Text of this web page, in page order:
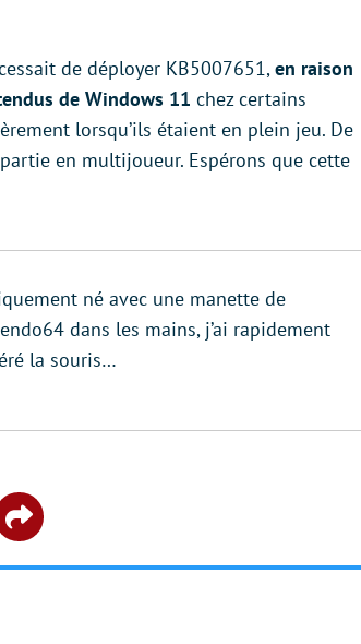
de déployer KB5007651,en raison
de Windows 11 chez certains
lorsqu’ils étaient en plein jeu. De
en multijoueur. Espérons que cette
né avec une manette de
dans les mains, j’ai rapidement
la souris…
Share